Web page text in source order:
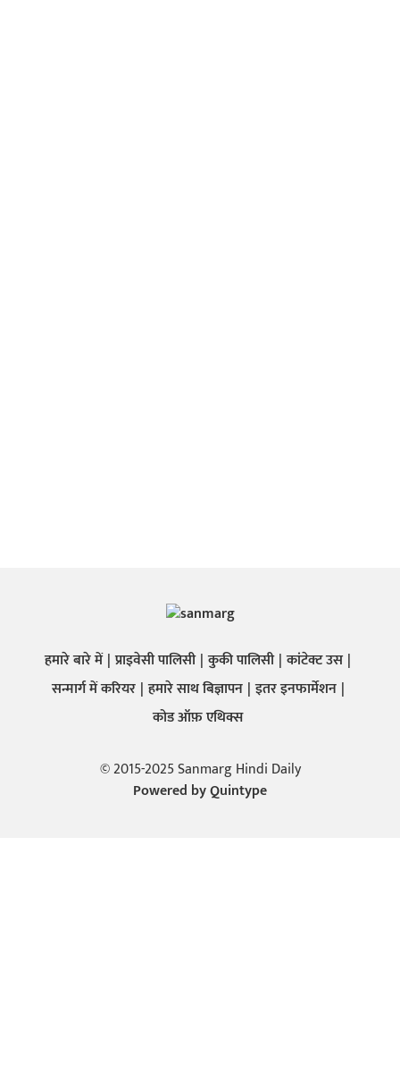
हमारे बारे में प्राइवेसी पालिसी कुकी पालिसी कांटेक्ट उस
सन्मार्ग में करियर हमारे साथ बिज्ञापन इतर इनफार्मेशन
कोड ऑफ़ एथिक्स
© 2015-2025 Sanmarg Hindi Daily
Powered byQuintype